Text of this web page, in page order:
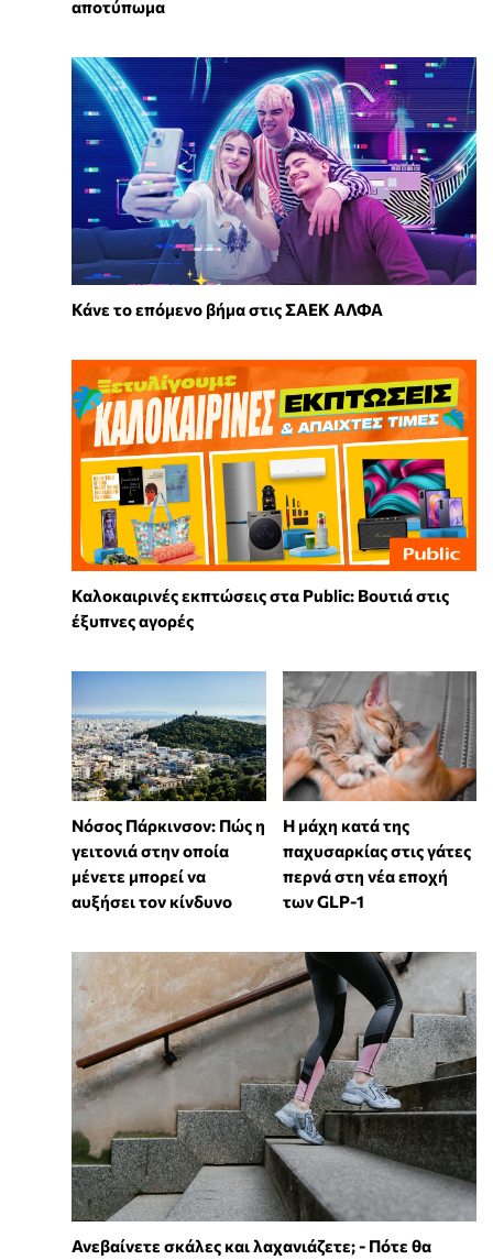
αποτύπωμα
Κάνε το επόμενο βήμα στις ΣΑΕΚ ΑΛΦΑ
Καλοκαιρινές εκπτώσεις στα Public: Βουτιά στις
έξυπνες αγορές
Νόσος Πάρκινσον: Πώς η
γειτονιά στην οποία
μένετε μπορεί να
αυξήσει τον κίνδυνο
Η μάχη κατά της
παχυσαρκίας στις γάτες
περνά στη νέα εποχή
των GLP-1
Ανεβαίνετε σκάλες και λαχανιάζετε; - Πότε θα